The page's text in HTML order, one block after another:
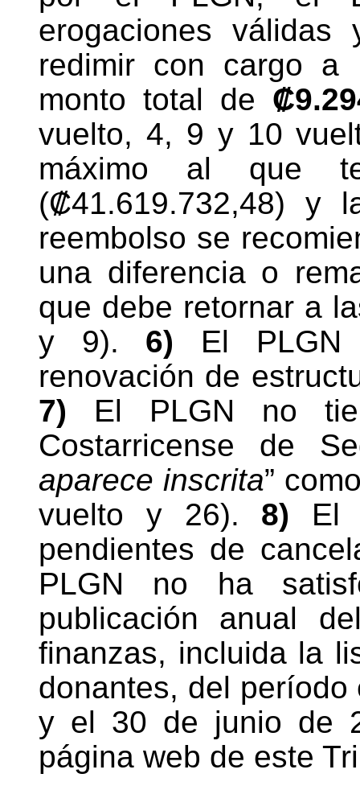
erogaciones válidas
redimir con cargo a
monto total de
vuelto, 4, 9 y 10
máximo al que
(₡41.619.732,48) y
reembolso se
una diferencia o
que debe retornar a
y 9). 6) El PLGN
renovación de
7) El PLGN no
Costarricense de
aparece inscrita”
vuelto y 26). 8) El
pendientes de
PLGN no ha
publicación anual
finanzas, incluida la
donantes, del
y el 30 de junio de
página web de este